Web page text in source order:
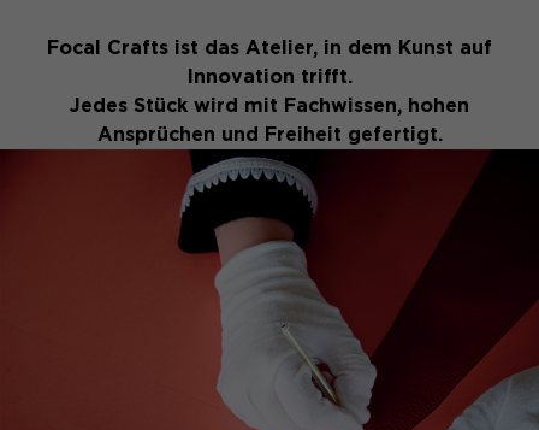
Focal Crafts ist das Atelier, in dem Kunst auf
Innovation trifft.
Jedes Stück wird mit Fachwissen, hohen
Ansprüchen und Freiheit gefertigt.